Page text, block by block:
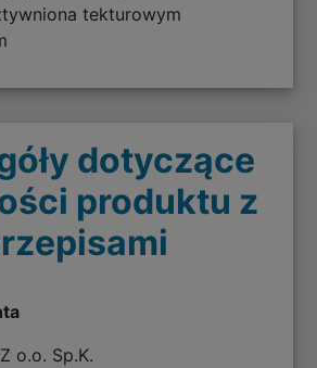
tekturowym
dotyczące
produktu z
o.o. Sp.K.